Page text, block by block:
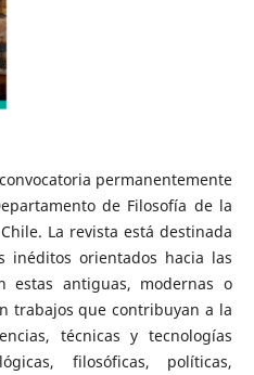
permanentemente
de Filosofía de la
La revista está destinada
orientados hacia las
estas antiguas, modernas o
trabajos que contribuyan a la
técnicas y tecnologías
filosóficas, políticas,